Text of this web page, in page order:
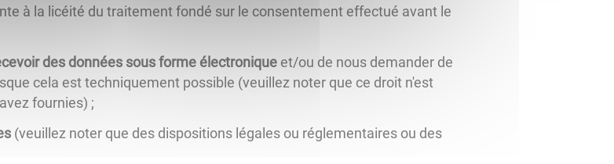
à la licéité du traitement fondé sur le consentement effectué avant le
des données sous forme électroniqueet/ou de nous demander de
cela est techniquement possible (veuillez noter que ce droit n'est
fournies) ;
(veuillez noter que des dispositions légales ou réglementaires ou des